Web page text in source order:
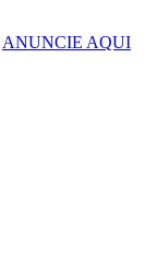
ANUNCIE AQUI